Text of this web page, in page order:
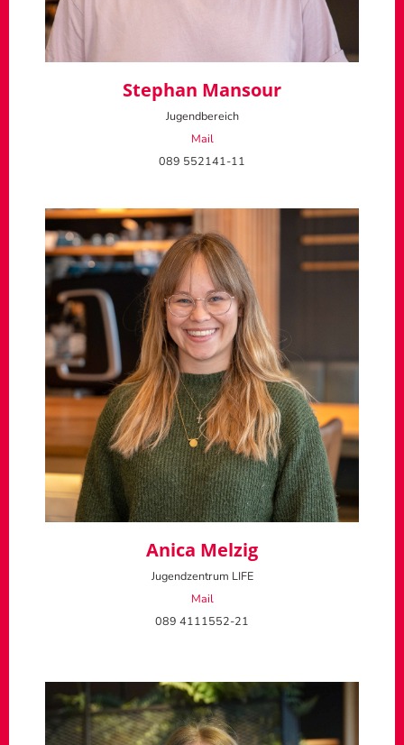
Stephan Mansour
Jugendbereich
Mail
089 552141-11
Anica Melzig
Jugendzentrum LIFE
Mail
089 4111552-21